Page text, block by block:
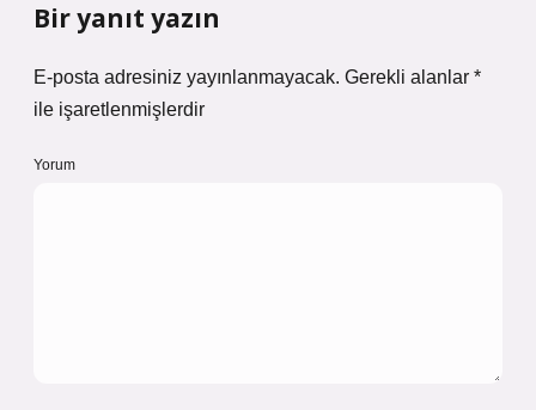
Bir yanıt yazın
E-posta adresiniz yayınlanmayacak. Gerekli alanlar *
ile işaretlenmişlerdir
Yorum